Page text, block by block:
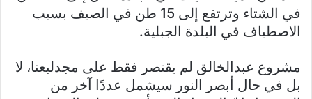
في الشتاء وترتفع إلى 15 طن في الصيف بسبب
الاصطياف في البلدة الجبلية.
مشروع عبدالخالق لم يقتصر فقط على مجدلبعنا، لا
بل في حال أبصر النور سيشمل عددًا آخر من